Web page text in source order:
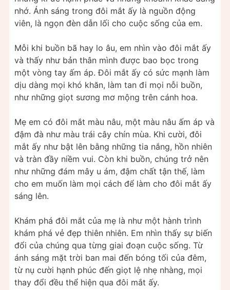
nhớ. Ánh sáng trong đôi mắt ấy là nguồn động
viên, là ngọn đèn dẫn lối cho cuộc sống của em.
Mỗi khi buồn bã hay lo âu, em nhìn vào đôi mắt ấy
và thấy như bản thân mình được bao bọc trong
một vòng tay ấm áp. Đôi mắt ấy có sức mạnh làm
dịu dàng mọi khó khăn, làm tan đi mọi nỗi buồn,
như những giọt sương mơ mộng trên cánh hoa.
Mẹ em có đôi mắt màu nâu, một màu nâu ấm áp và
đậm đà như màu trái cây chín mùa. Khi cười, đôi
mắt ấy như bật lên bằng những tia nắng, hồn nhiên
và tràn đầy niềm vui. Còn khi buồn, chúng trở nên
như những đám mây u ám, đậm chất tận thế, làm
cho em muốn làm mọi cách để làm cho đôi mắt ấy
sáng lên.
Khám phá đôi mắt của mẹ là như một hành trình
khám phá vẻ đẹp thiên nhiên. Em nhìn thấy sự biến
đổi của chúng qua từng giai đoạn cuộc sống. Từ
ánh sáng mặt trời ban mai đến bóng tối của đêm,
từ nụ cười hạnh phúc đến giọt lệ nhẹ nhàng, mọi
thay đổi đều thể hiện qua đôi mắt ấy.